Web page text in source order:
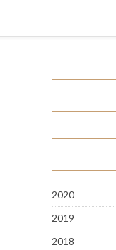
2020
2019
2018